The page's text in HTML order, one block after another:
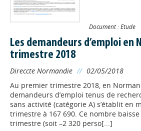
Document : Etude
Les demandeurs d’emploi en
trimestre 2018
Direccte Normandie // 02/05/2018
Au premier trimestre 2018, en
demandeurs d’emploi tenus de
sans activité (catégorie A) s’établit en
trimestre à 167 690. Ce nombre
trimestre (soit –2 320 perso[...]